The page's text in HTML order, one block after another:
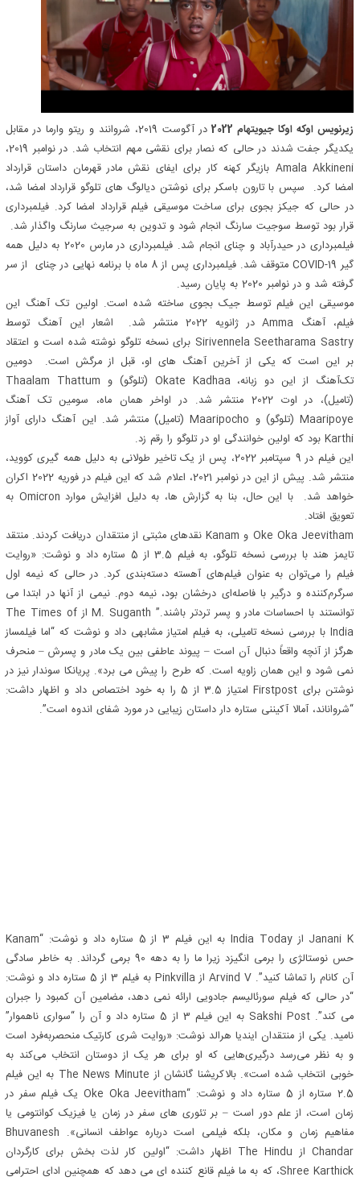
زیرنویس اوکه اوکا جیویتهام 2022
در آگوست 2019، شروانند و ریتو وارما در مقابل
یکدیگر جفت شدند در حالی که نصار برای نقشی مهم انتخاب شد. در نوامبر 2019،
Amala Akkineni بازیگر کهنه کار برای ایفای نقش مادر قهرمان داستان قرارداد
امضا کرد. سپس با تارون باسکر برای نوشتن دیالوگ های تلوگو قرارداد امضا شد،
در حالی که جیکز بجوی برای ساخت موسیقی فیلم قرارداد امضا کرد. فیلمبرداری
قرار بود توسط سوجیت سارنگ انجام شود و تدوین به سرجیث سارنگ واگذار شد.
فیلمبرداری در حیدرآباد و چنای انجام شد. فیلمبرداری در مارس 2020 به دلیل همه
گیر COVID-19 متوقف شد. فیلمبرداری پس از 8 ماه با برنامه نهایی در چنای از سر
گرفته شد و در نوامبر 2020 به پایان رسید.
موسیقی این فیلم توسط جیک بجوی ساخته شده است. اولین تک آهنگ این
فیلم، آهنگ Amma در ژانویه 2022 منتشر شد. اشعار این آهنگ توسط
Sirivennela Seetharama Sastry برای نسخه تلوگو نوشته شده است و اعتقاد
بر این است که یکی از آخرین آهنگ های او، قبل از مرگش است. دومین
تک‌آهنگ از این دو زبانه، Okate Kadhaa (تلوگو) و Thaalam Thattum
(تامیل)، در اوت 2022 منتشر شد. در اواخر همان ماه، سومین تک آهنگ
Maaripoye (تلوگو) و Maaripocho (تامیل) منتشر شد. این آهنگ دارای آواز
Karthi بود که اولین خوانندگی او در تلوگو را رقم زد.
این فیلم در 9 سپتامبر 2022، پس از یک تاخیر طولانی به دلیل همه گیری کووید،
منتشر شد. پیش از این در نوامبر 2021، اعلام شد که این فیلم در فوریه 2022 اکران
خواهد شد. با این حال، بنا به گزارش ها، به دلیل افزایش موارد Omicron به
تعویق افتاد.
Oke Oka Jeevitham و Kanam نقدهای مثبتی از منتقدان دریافت کردند. منتقد
تایمز هند با بررسی نسخه تلوگو، به فیلم 3.5 از 5 ستاره داد و نوشت: «روایت
فیلم را می‌توان به عنوان فیلم‌های آهسته دسته‌بندی کرد. در حالی که نیمه اول
سرگرم‌کننده و درگیر با فاصله‌ای درخشان بود، نیمه دوم. نیمی از آنها در ابتدا می
توانستند با احساسات مادر و پسر تردتر باشند.” M. Suganth از The Times of
India با بررسی نسخه تامیلی، به فیلم امتیاز مشابهی داد و نوشت که “اما فیلمساز
هرگز از آنچه واقعاً دنبال آن است – پیوند عاطفی بین یک مادر و پسرش – منحرف
نمی شود و این همان زاویه است. که طرح را پیش می برد». پریانکا سوندار نیز در
نوشتن برای Firstpost امتیاز 3.5 از 5 را به خود اختصاص داد و اظهار داشت:
“شرواناند، آمالا آکیننی ستاره دار داستان زیبایی در مورد شفای اندوه است”.
Janani K از India Today به این فیلم 3 از 5 ستاره داد و نوشت: “Kanam
حس نوستالژی را برمی انگیزد زیرا ما را به دهه 90 برمی گرداند. به خاطر سادگی
آن کانام را تماشا کنید”. Arvind V از Pinkvilla به فیلم 3 از 5 ستاره داد و نوشت:
“در حالی که فیلم سورئالیسم جادویی ارائه نمی دهد، مضامین آن کمبود را جبران
می کند”. Sakshi Post به این فیلم 3 از 5 ستاره داد و آن را “سواری ناهموار”
نامید. یکی از منتقدان ایندیا هرالد نوشت: «روایت شری کارتیک منحصربه‌فرد است
و به نظر می‌رسد درگیری‌هایی که او برای هر یک از دوستان انتخاب می‌کند به
خوبی انتخاب شده است». بالاکریشنا گانشان از The News Minute به این فیلم
2.5 ستاره از 5 ستاره داد و نوشت: “Oke Oka Jeevitham یک فیلم سفر در
زمان است، از علم دور است – بر تئوری های سفر در زمان یا فیزیک کوانتومی یا
مفاهیم زمان و مکان، بلکه فیلمی است درباره عواطف انسانی». Bhuvanesh
Chandar از The Hindu اظهار داشت: “اولین کار لذت بخش برای کارگردان
Shree Karthick، که به ما فیلم قانع کننده ای می دهد که همچنین ادای احترامی